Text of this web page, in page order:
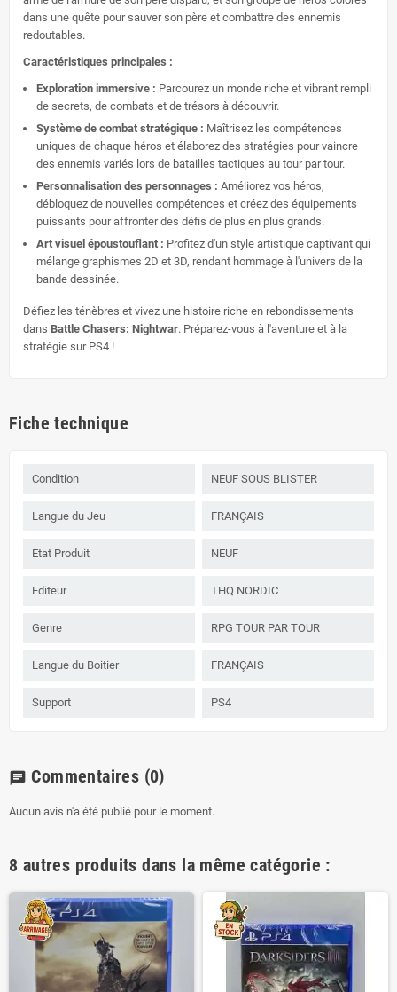
dans une quête pour sauver son père et combattre des ennemis
redoutables.
Caractéristiques principales :
Exploration immersive : Parcourez un monde riche et vibrant rempli
de secrets, de combats et de trésors à découvrir.
Système de combat stratégique : Maîtrisez les compétences
uniques de chaque héros et élaborez des stratégies pour vaincre
des ennemis variés lors de batailles tactiques au tour par tour.
Personnalisation des personnages : Améliorez vos héros,
débloquez de nouvelles compétences et créez des équipements
puissants pour affronter des défis de plus en plus grands.
Art visuel époustouflant : Profitez d'un style artistique captivant qui
mélange graphismes 2D et 3D, rendant hommage à l'univers de la
bande dessinée.
Défiez les ténèbres et vivez une histoire riche en rebondissements
dans Battle Chasers: Nightwar. Préparez-vous à l'aventure et à la
stratégie sur PS4 !
Fiche technique
Condition NEUF SOUS BLISTER
Langue du Jeu FRANÇAIS
Etat Produit NEUF
Editeur THQ NORDIC
Genre RPG TOUR PAR TOUR
Langue du Boitier FRANÇAIS
Support PS4
chat Commentaires (0)
Aucun avis n'a été publié pour le moment.
8 autres produits dans la même catégorie :